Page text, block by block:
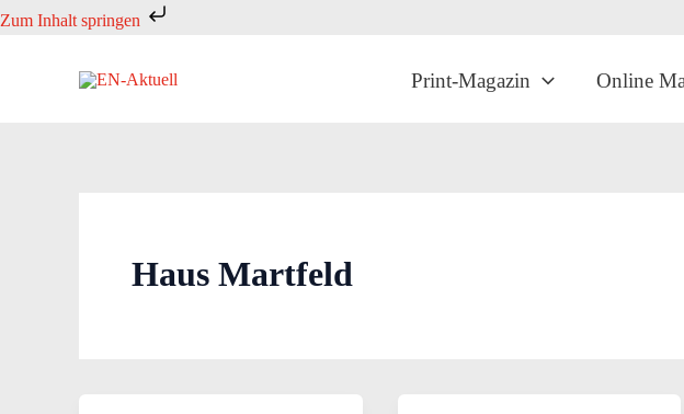
Zum Inhalt springen
Zum
Print-Magazin Online
Haus Martfeld